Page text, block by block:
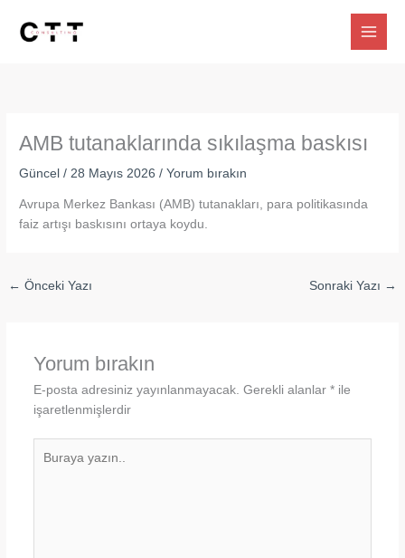
AMB tutanaklarında sıkılaşma baskısı
Güncel /28 Mayıs 2026/Yorum bırakın
Avrupa Merkez Bankası (AMB) tutanakları, para politikasında
faiz artışı baskısını ortaya koydu.
← Önceki Yazı Sonraki Yazı →
Yorum bırakın
E-posta adresiniz yayınlanmayacak. Gerekli alanlar *ile
işaretlenmişlerdir